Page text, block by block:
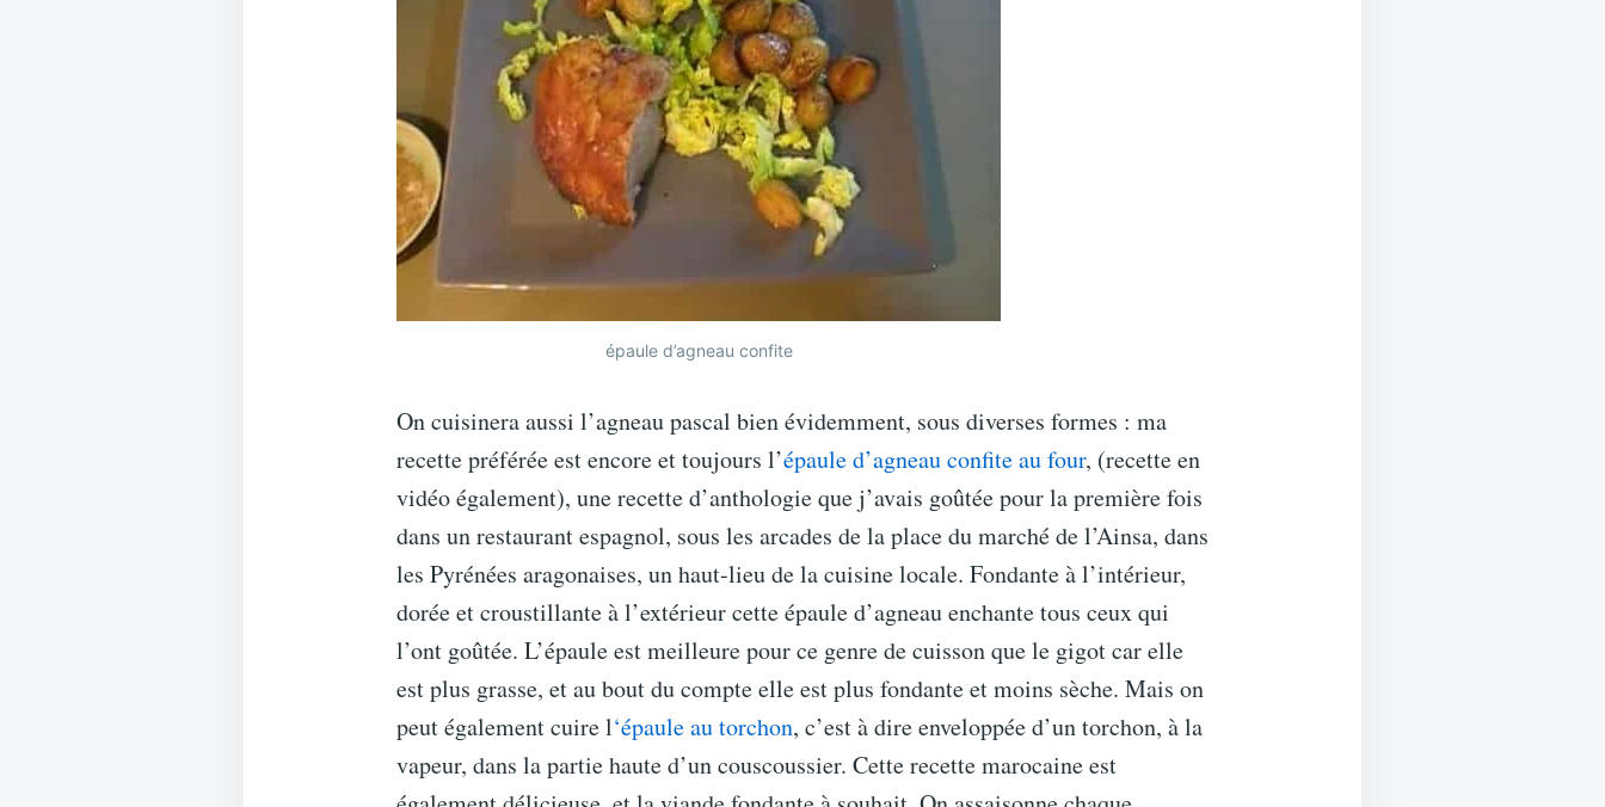
épaule d’agneau confite
On cuisinera aussi l’agneau pascal bien évidemment, sous diverses formes : ma
recette préférée est encore et toujours l’épaule d’agneau confite au four, (recette en
vidéo également), une recette d’anthologie que j’avais goûtée pour la première fois
dans un restaurant espagnol, sous les arcades de la place du marché de l’Ainsa, dans
les Pyrénées aragonaises, un haut-lieu de la cuisine locale. Fondante à l’intérieur,
dorée et croustillante à l’extérieur cette épaule d’agneau enchante tous ceux qui
l’ont goûtée. L’épaule est meilleure pour ce genre de cuisson que le gigot car elle
est plus grasse, et au bout du compte elle est plus fondante et moins sèche. Mais on
peut également cuire l‘épaule au torchon, c’est à dire enveloppée d’un torchon, à la
vapeur, dans la partie haute d’un couscoussier. Cette recette marocaine est